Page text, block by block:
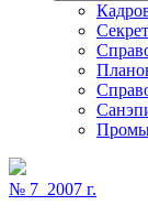
№ 7 2007 г.